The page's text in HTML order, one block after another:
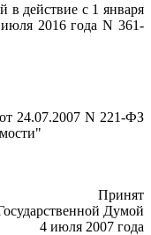
в действие с 1 января
2016 года N 361-
24.07.2007 N 221-ФЗ
Принят
Думой
4 июля 2007 года